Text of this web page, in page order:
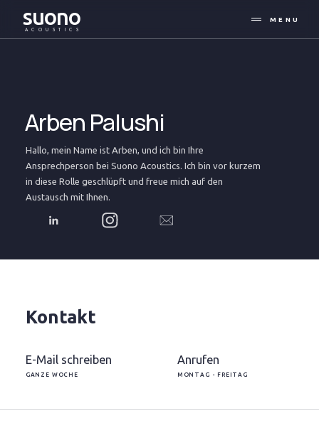
MENU
suono
ACOUSTICS
Arben Palushi
Hallo, mein Name ist Arben, und ich bin Ihre
Ansprechperson bei Suono Acoustics. Ich bin vor kurzem
in diese Rolle geschlüpft und freue mich auf den
Austausch mit Ihnen.
Kontakt
E-Mail schreiben
GANZE WOCHE
Anrufen
MONTAG - FREITAG